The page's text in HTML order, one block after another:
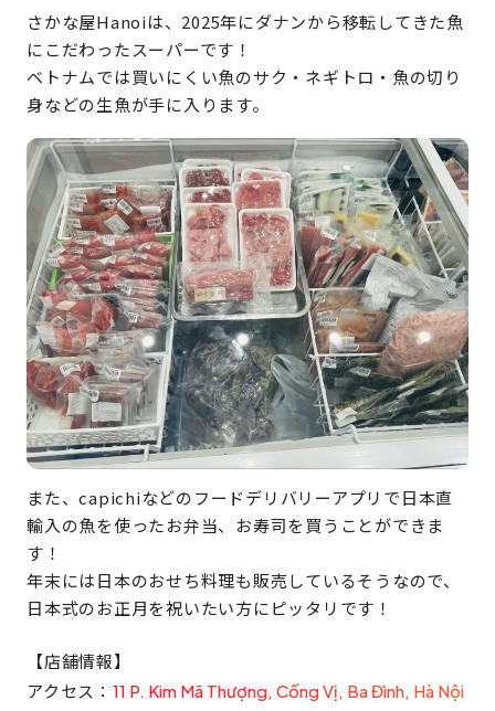
さかな屋Hanoiは、2025年にダナンから移転してきた魚
にこだわったスーパーです！
ベトナムでは買いにくい魚のサク・ネギトロ・魚の切り
身などの生魚が手に入ります。
また、capichiなどのフードデリバリーアプリで日本直
輸入の魚を使ったお弁当、お寿司を買うことができま
す！
年末には日本のおせち料理も販売しているそうなので、
日本式のお正月を祝いたい方にピッタリです！
【店舗情報】
アクセス： 11 P. Kim Mã Thượng, Cống Vị, Ba Đình, Hà Nội